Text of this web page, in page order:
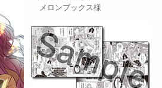
メロンブックス様